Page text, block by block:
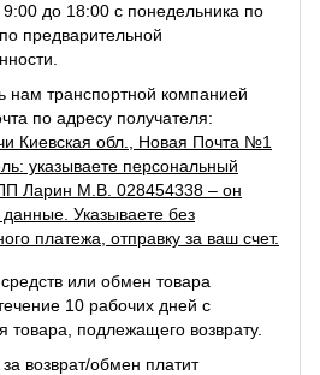
до 18:00 с понедельника по
предварительной
нам транспортной компанией
по адресу получателя:
Киевская обл., Новая Почта №1
указываете персональный
Ларин М.В. 028454338 – он
данные. Указываете без
платежа, отправку за ваш счет.
или обмен товара
10 рабочих дней с
товара, подлежащего возврату.
возврат/обмен платит